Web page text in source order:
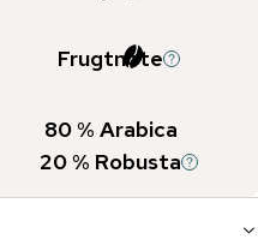
Frugtnote
80% Arabica
20% Robusta